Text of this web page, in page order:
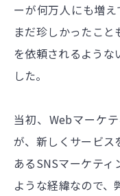
ーが何万人にも増
まだ珍しかったこ
を依頼されるような
した。
当初、Webマーケ
が、新しくサービス
あるSNSマーケテ
ような経緯なので